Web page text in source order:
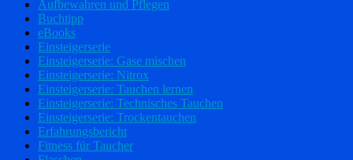
Aufbewahren und Pflegen
Buchtipp
eBooks
Einsteigerserie
Einsteigerserie: Gase mischen
Einsteigerserie: Nitrox
Einsteigerserie: Tauchen lernen
Einsteigerserie: Technisches Tauchen
Einsteigerserie: Trockentauchen
Erfahrungsbericht
Fitness für Taucher